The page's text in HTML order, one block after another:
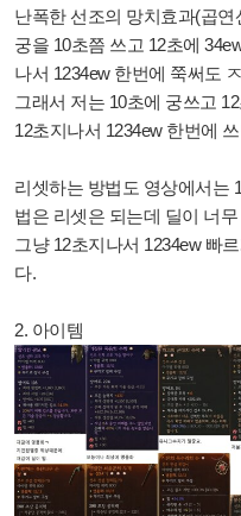
난폭한 선조의 망치효과(곱
궁을 10초쯤 쓰고 12초에
나서 1234ew 한번에 쭉써도
그래서 저는 10초에 궁쓰고
12초지나서 1234ew 한번에
리셋하는 방법도 영상에서는
법은 리셋은 되는데 딜이 너
그냥 12초지나서 1234ew 빠
다.
2. 아이템